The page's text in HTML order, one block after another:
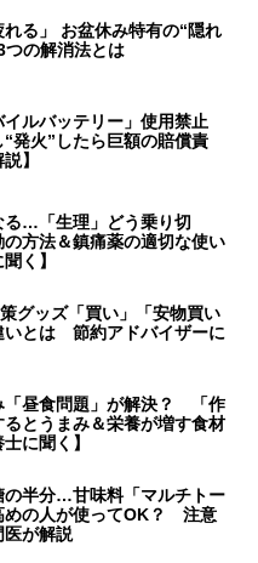
れる」 お盆休み特有の“隠れ
の解消法とは
イルバッテリー」使用禁止
発火”したら巨額の賠償責
】
る…「生理」どう乗り切
方法＆鎮痛薬の適切な使い
く】
グッズ「買い」「安物買い
いとは 節約アドバイザーに
「昼食問題」が解決？ 「作
るとうまみ＆栄養が増す食材
に聞く】
の半分…甘味料「マルチトー
めの人が使ってOK？ 注意
医が解説